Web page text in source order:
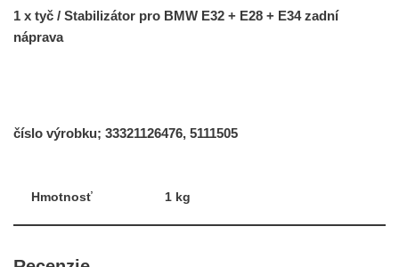
1 x tyč / Stabilizátor pro BMW E32 + E28 + E34 zadní
náprava
číslo výrobku; 33321126476, 5111505
Hmotnosť 1 kg